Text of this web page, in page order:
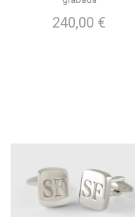
240,00 €